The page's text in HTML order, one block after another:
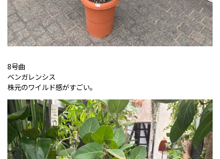
8号曲
ベンガレンシス
株元のワイルド感がすごい。